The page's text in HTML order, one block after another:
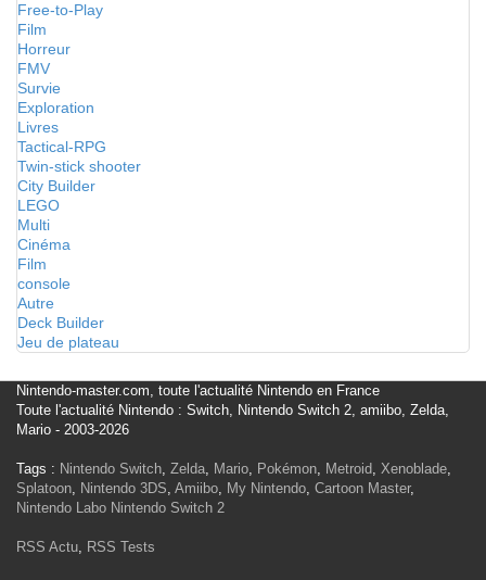
Free-to-Play
Film
Horreur
FMV
Survie
Exploration
Livres
Tactical-RPG
Twin-stick shooter
City Builder
LEGO
Multi
Cinéma
Film
console
Autre
Deck Builder
Jeu de plateau
Nintendo-master.com, toute l'actualité Nintendo en France
Toute l'actualité Nintendo : Switch, Nintendo Switch 2, amiibo, Zelda,
Mario - 2003-2026
Tags : Nintendo Switch, Zelda, Mario, Pokémon, Metroid, Xenoblade,
Splatoon, Nintendo 3DS, Amiibo, My Nintendo, Cartoon Master,
Nintendo Labo Nintendo Switch 2
RSS Actu, RSS Tests